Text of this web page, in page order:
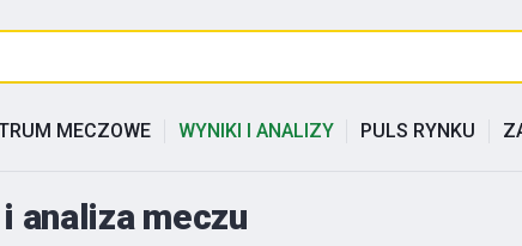
MECZOWE WYNIKI I ANALIZY PULS RYNKU
analiza meczu